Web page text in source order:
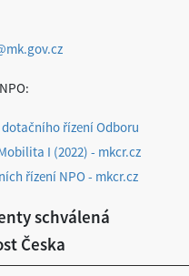
řízení Odboru
I (2022) - mkcr.cz
řízení NPO - mkcr.cz
schválená
Česka